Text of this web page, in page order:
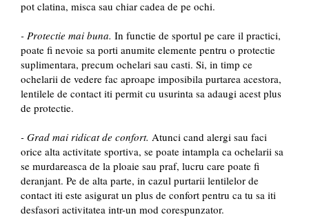
pot clatina, misca sau chiar cadea de pe ochi.
- Protectie mai buna. In functie de sportul pe care il practici,
poate fi nevoie sa porti anumite elemente pentru o protectie
suplimentara, precum ochelari sau casti. Si, in timp ce
ochelarii de vedere fac aproape imposibila purtarea acestora,
lentilele de contact iti permit cu usurinta sa adaugi acest plus
de protectie.
- Grad mai ridicat de confort. Atunci cand alergi sau faci
orice alta activitate sportiva, se poate intampla ca ochelarii sa
se murdareasca de la ploaie sau praf, lucru care poate fi
deranjant. Pe de alta parte, in cazul purtarii lentilelor de
contact iti este asigurat un plus de confort pentru ca tu sa iti
desfasori activitatea intr-un mod corespunzator.